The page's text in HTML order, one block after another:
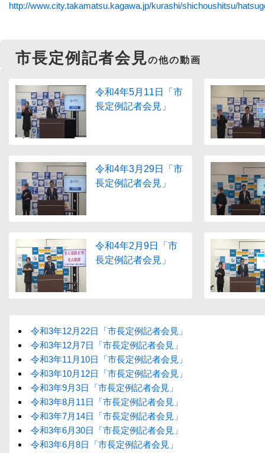
http://www.city.takamatsu.kagawa.jp/kurashi/shichoushitsu/
市長定例記者会見の他の動画
令和4年5月11日「市
長定例記者会見」
令和4年3月29日「市
長定例記者会見」
令和4年2月9日「市
長定例記者会見」
令和3年12月22日「市長定例記者会見」
令和3年12月7日「市長定例記者会見」
令和3年11月10日「市長定例記者会見」
令和3年10月12日「市長定例記者会見」
令和3年9月3日「市長定例記者会見」
令和3年8月11日「市長定例記者会見」
令和3年7月14日「市長定例記者会見」
令和3年6月30日「市長定例記者会見」
令和3年6月8日「市長定例記者会見」